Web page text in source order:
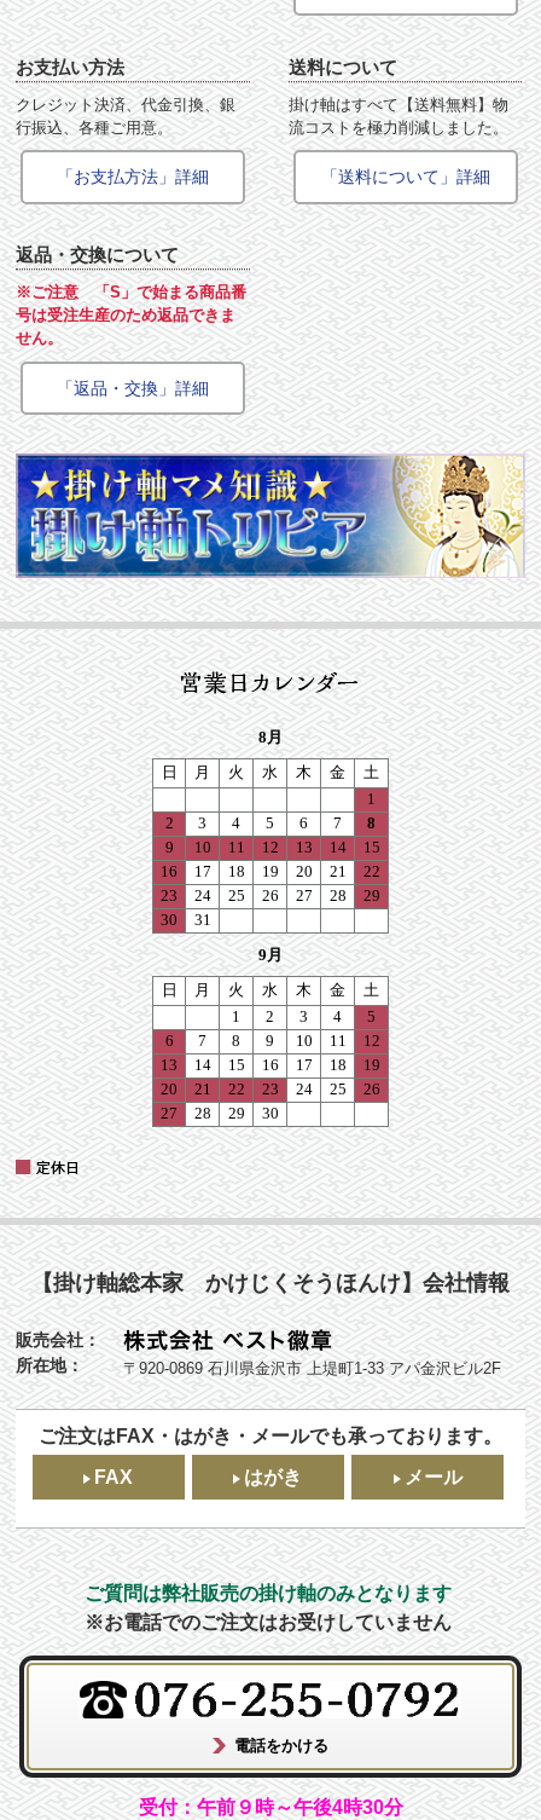
お支払い方法
クレジット決済、代金引換、銀
行振込、各種ご用意。
「お支払方法」詳細
送料について
掛け軸はすべて【送料無料】物
流コストを極力削減しました。
「送料について」詳細
返品・交換について
※ご注意 「S」で始まる商品番
号は受注生産のため返品できま
せん。
「返品・交換」詳細
【掛け軸総本家 かけじくそうほんけ】会社情報
販売会社：
所在地：
〒920-0869 石川県金沢市 上堤町1-33 アパ金沢ビル2F
ご注文はFAX・はがき・メールでも承っております。
FAX
はがき メール
ご質問は弊社販売の掛け軸のみとなります
※お電話でのご注文はお受けしていません
受付：午前９時～午後4時30分